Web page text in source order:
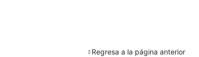
Regresa a la página anterior